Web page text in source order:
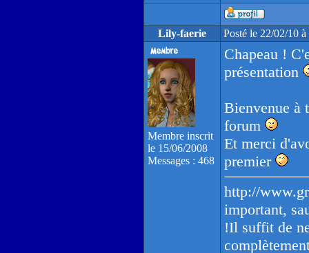
Lily-faerie Posté le 22/02/10
Membre inscrit
le 15/06/2008
Messages : 468
Chapeau !
présentation
Bienvenue à
forum
Et merci
premier
http://
important,
!Il suffit de